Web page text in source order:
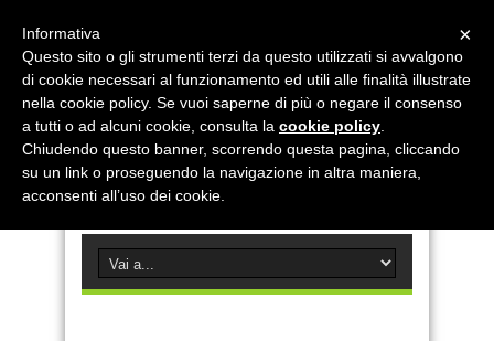
×
Informativa
Questo sito o gli strumenti terzi da questo utilizzati si avvalgono
di cookie necessari al funzionamento ed utili alle finalità illustrate
nella cookie policy. Se vuoi saperne di più o negare il consenso
a tutti o ad alcuni cookie, consulta la cookie policy
Chiudendo questo banner, scorrendo questa pagina, cliccando
su un link o proseguendo la navigazione in altra maniera,
acconsenti all’uso dei cookie.